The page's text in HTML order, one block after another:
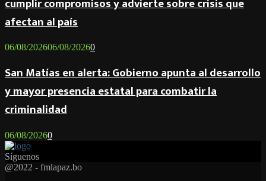
afectan al país
06/08/202606/08/20260
San Matías en alerta: Gobierno apunta al desarrollo
y mayor presencia estatal para combatir la
criminalidad
06/08/20260
Síguenos
Facebook
Twitter
Instagram
Youtube
Email
Twitch
Whatsapp
@2022 - fmlapaz.bo